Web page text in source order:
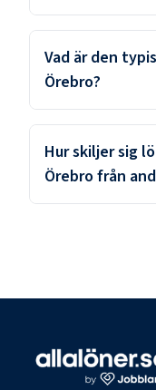
Vad är den
Örebro?
Hur skiljer sig
Örebro från